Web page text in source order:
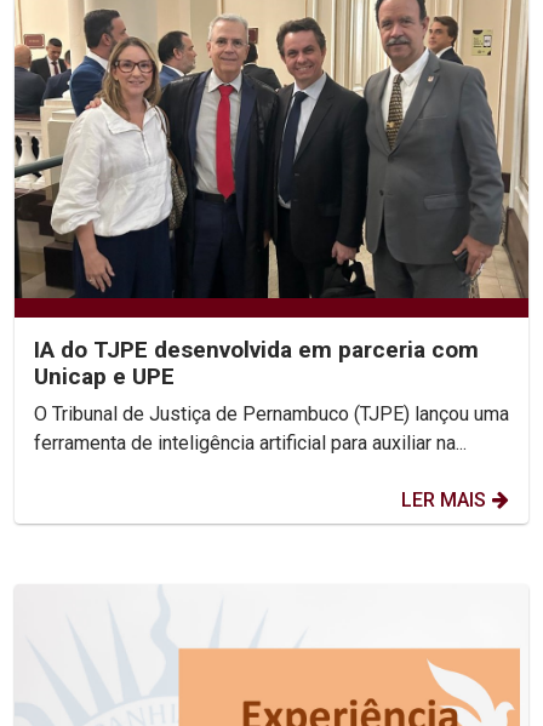
IA do TJPE desenvolvida em parceria com
Unicap e UPE
O Tribunal de Justiça de Pernambuco (TJPE) lançou uma
ferramenta de inteligência artificial para auxiliar na...
LER MAIS